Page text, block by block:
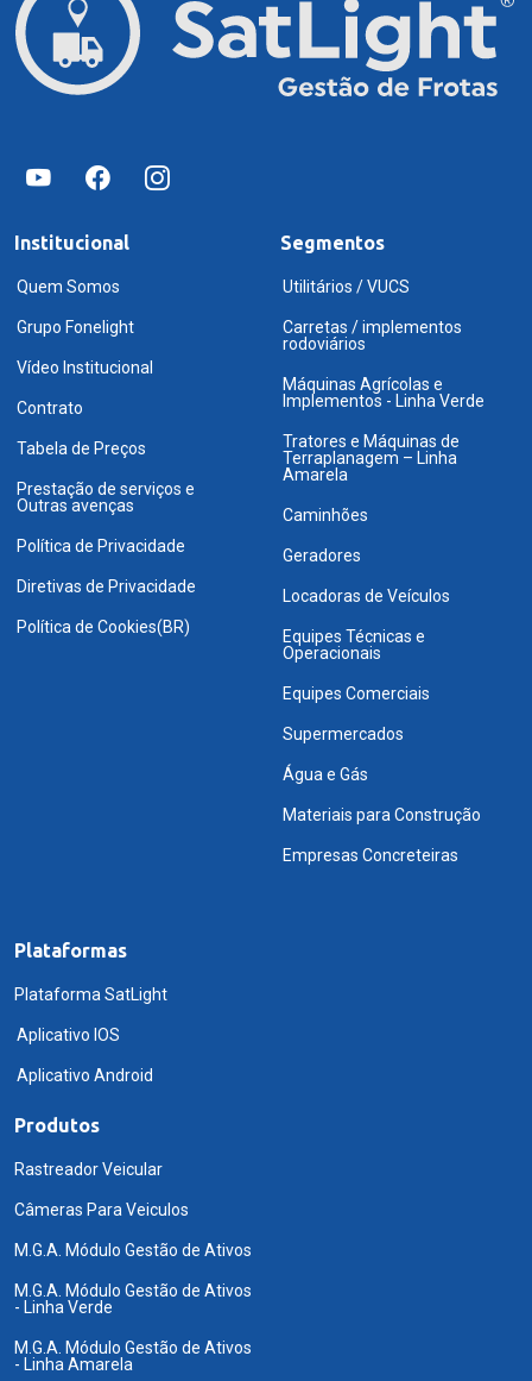
Institucional
Quem Somos
Grupo Fonelight
Vídeo Institucional
Contrato
Tabela de Preços
Prestação de serviços e
Outras avenças
Política de Privacidade
Diretivas de Privacidade
Política de Cookies(BR)
Segmentos
Utilitários / VUCS
Carretas / implementos
rodoviários
Máquinas Agrícolas e
Implementos - Linha Verde
Tratores e Máquinas de
Terraplanagem – Linha
Amarela
Caminhões
Geradores
Locadoras de Veículos
Equipes Técnicas e
Operacionais
Equipes Comerciais
Supermercados
Água e Gás
Materiais para Construção
Empresas Concreteiras
Plataformas
Plataforma SatLight
Aplicativo IOS
Aplicativo Android
Produtos
Rastreador Veicular
Câmeras Para Veiculos
M.G.A. Módulo Gestão de Ativos
M.G.A. Módulo Gestão de Ativos
- Linha Verde
M.G.A. Módulo Gestão de Ativos
- Linha Amarela